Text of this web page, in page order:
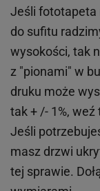
Jeśli fototapeta
do sufitu
wysokości, tak
z "pionami" w
druku może
tak + /- 1%,
Jeśli
masz drzwi
tej sprawie.